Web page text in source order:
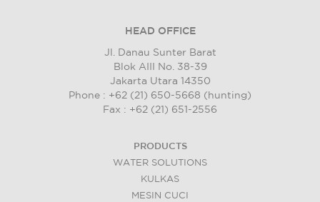
HEAD OFFICE
Jl. Danau Sunter Barat
Blok AIII No. 38-39
Jakarta Utara 14350
Phone : +62 (21) 650-5668 (hunting)
Fax : +62 (21) 651-2556
PRODUCTS
WATER SOLUTIONS
KULKAS
MESIN CUCI